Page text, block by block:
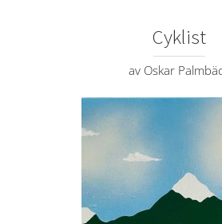
Cyklist
av Oskar